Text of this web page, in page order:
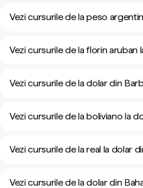
Vezi cursurile de la peso
Vezi cursurile de la florin aruban
Vezi cursurile de la dolar din
Vezi cursurile de la boliviano la
Vezi cursurile de la real la dolar
Vezi cursurile de la dolar din